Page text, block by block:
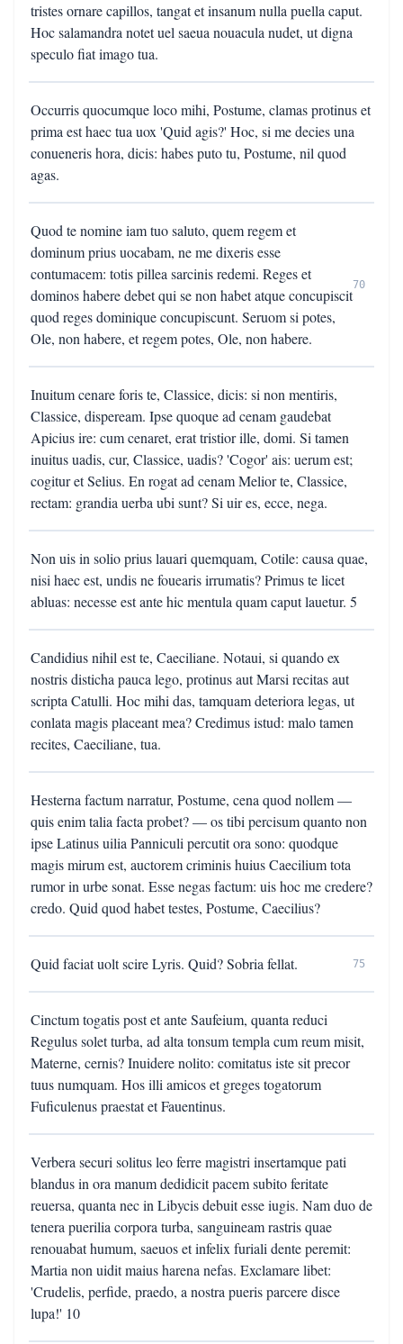
tristes ornare capillos, tangat et insanum nulla puella caput.
Hoc salamandra notet uel saeua nouacula nudet, ut digna
speculo fiat imago tua.
Occurris quocumque loco mihi, Postume, clamas protinus et
prima est haec tua uox 'Quid agis?' Hoc, si me decies una
conueneris hora, dicis: habes puto tu, Postume, nil quod
agas.
Quod te nomine iam tuo saluto, quem regem et
dominum prius uocabam, ne me dixeris esse
contumacem: totis pillea sarcinis redemi. Reges et
dominos habere debet qui se non habet atque concupiscit
quod reges dominique concupiscunt. Seruom si potes,
Ole, non habere, et regem potes, Ole, non habere.
70
Inuitum cenare foris te, Classice, dicis: si non mentiris,
Classice, dispeream. Ipse quoque ad cenam gaudebat
Apicius ire: cum cenaret, erat tristior ille, domi. Si tamen
inuitus uadis, cur, Classice, uadis? 'Cogor' ais: uerum est;
cogitur et Selius. En rogat ad cenam Melior te, Classice,
rectam: grandia uerba ubi sunt? Si uir es, ecce, nega.
Non uis in solio prius lauari quemquam, Cotile: causa quae,
nisi haec est, undis ne fouearis irrumatis? Primus te licet
abluas: necesse est ante hic mentula quam caput lauetur. 5
Candidius nihil est te, Caeciliane. Notaui, si quando ex
nostris disticha pauca lego, protinus aut Marsi recitas aut
scripta Catulli. Hoc mihi das, tamquam deteriora legas, ut
conlata magis placeant mea? Credimus istud: malo tamen
recites, Caeciliane, tua.
Hesterna factum narratur, Postume, cena quod nollem —
quis enim talia facta probet? — os tibi percisum quanto non
ipse Latinus uilia Panniculi percutit ora sono: quodque
magis mirum est, auctorem criminis huius Caecilium tota
rumor in urbe sonat. Esse negas factum: uis hoc me credere?
credo. Quid quod habet testes, Postume, Caecilius?
Quid faciat uolt scire Lyris. Quid? Sobria fellat. 75
Cinctum togatis post et ante Saufeium, quanta reduci
Regulus solet turba, ad alta tonsum templa cum reum misit,
Materne, cernis? Inuidere nolito: comitatus iste sit precor
tuus numquam. Hos illi amicos et greges togatorum
Fuficulenus praestat et Fauentinus.
Verbera securi solitus leo ferre magistri insertamque pati
blandus in ora manum dedidicit pacem subito feritate
reuersa, quanta nec in Libycis debuit esse iugis. Nam duo de
tenera puerilia corpora turba, sanguineam rastris quae
renouabat humum, saeuos et infelix furiali dente peremit:
Martia non uidit maius harena nefas. Exclamare libet:
'Crudelis, perfide, praedo, a nostra pueris parcere disce
lupa!' 10